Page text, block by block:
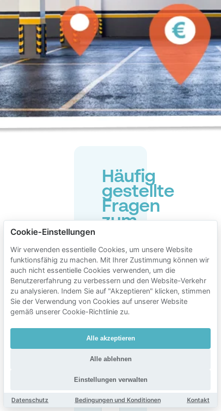
Häufig
gestellte
Fragen
zum
in
der
Nähe
von
Studio
Tilburg
Wo
ich für
parken?
Cookie-Einstellungen
Wir verwenden essentielle Cookies, um unsere Website
funktionsfähig zu machen. Mit Ihrer Zustimmung können wir
auch nicht essentielle Cookies verwenden, um die
Benutzererfahrung zu verbessern und den Website-Verkehr
zu analysieren. Indem Sie auf "Akzeptieren" klicken, stimmen
Sie der Verwendung von Cookies auf unserer Website
gemäß unserer Cookie-Richtlinie zu.
Alle akzeptieren
Alle ablehnen
Einstellungen verwalten
Datenschutz Bedingungen und Konditionen Kontakt